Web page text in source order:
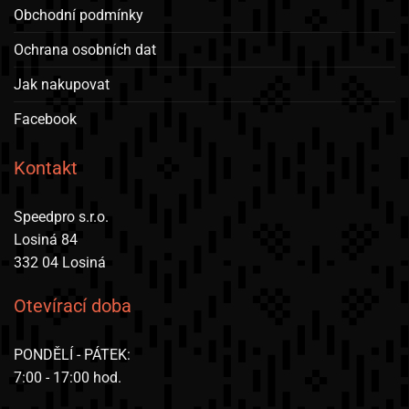
na
produktu
Obchodní podmínky
Ochrana osobních dat
Jak nakupovat
Facebook
Kontakt
Speedpro s.r.o.
Losiná 84
332 04 Losiná
Otevírací doba
PONDĚLÍ - PÁTEK:
7:00 - 17:00 hod.